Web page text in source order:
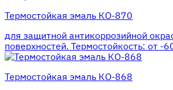
Термостойкая эмаль КО-870
для защитной антикоррозийной
поверхностей. Термостойкость: от -
Термостойкая эмаль КО-868